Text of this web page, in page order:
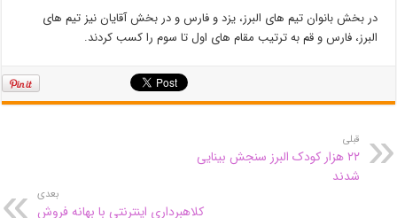
در بخش بانوان تیم های البرز، یزد و فارس و در بخش آقایان نیز تیم های
البرز، فارس و قم به ترتیب مقام های اول تا سوم را کسب کردند.
قبلی
۲۲ هزار کودک البرز سنجش بینایی
شدند
بعدی
کلاهبرداری اینترنتی با بهانه فروش